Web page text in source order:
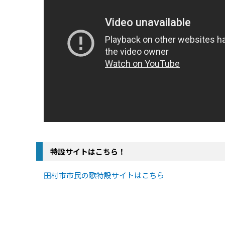
特設サイトはこちら！
田村市市民の歌特設サイトはこちら